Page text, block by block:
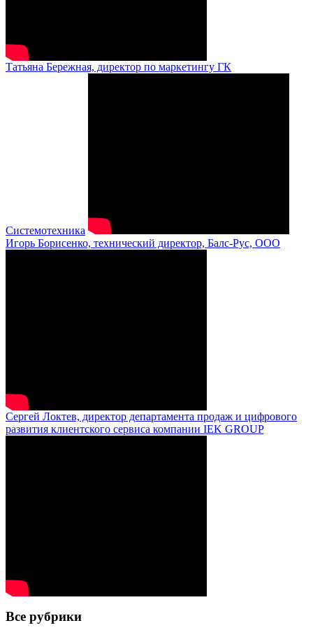
Татьяна Бережная, директор по маркетингу ГК
Системотехника
Игорь Борисенко, технический директор, Балс-Рус, ООО
Сергей Локтев, директор департамента продаж и цифрового
развития клиентского сервиса компании IEK GROUP
Все рубрики